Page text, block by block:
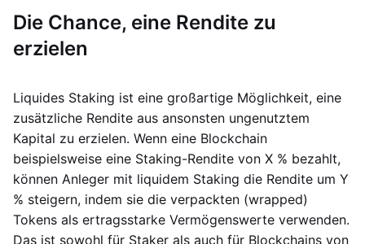
Die Chance, eine Rendite zu
erzielen
Liquides Staking ist eine großartige Möglichkeit, eine
zusätzliche Rendite aus ansonsten ungenutztem
Kapital zu erzielen. Wenn eine Blockchain
beispielsweise eine Staking-Rendite von X % bezahlt,
können Anleger mit liquidem Staking die Rendite um Y
% steigern, indem sie die verpackten (wrapped)
Tokens als ertragsstarke Vermögenswerte verwenden.
Das ist sowohl für Staker als auch für Blockchains von